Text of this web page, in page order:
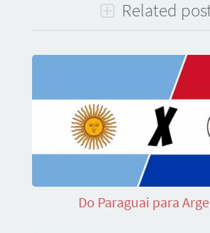
Related
Do Paraguai para